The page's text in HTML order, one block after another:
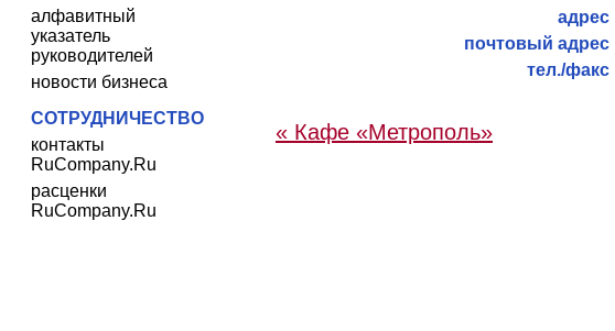
алфавитный
указатель
руководителей
новости бизнеса
СОТРУДНИЧЕСТВО
контакты
RuCompany.Ru
расценки
RuCompany.Ru
адрес
почтовый адрес
тел./факс
« Кафе «Метрополь»